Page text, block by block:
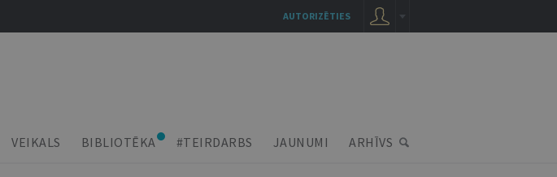
VEIKALS BIBLIOTĒKA #TEIRDARBS JAUNUMI ARHĪVS
AUTORIZĒTIES